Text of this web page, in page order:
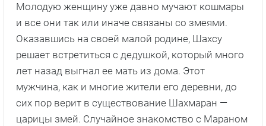
Молодую женщину уже давно мучают кошмары
и все они так или иначе связаны со змеями.
Оказавшись на своей малой родине, Шахсу
решает встретиться с дедушкой, который много
лет назад выгнал ее мать из дома. Этот
мужчина, как и многие жители его деревни, до
сих пор верит в существование Шахмаран —
царицы змей. Случайное знакомство с Мараном